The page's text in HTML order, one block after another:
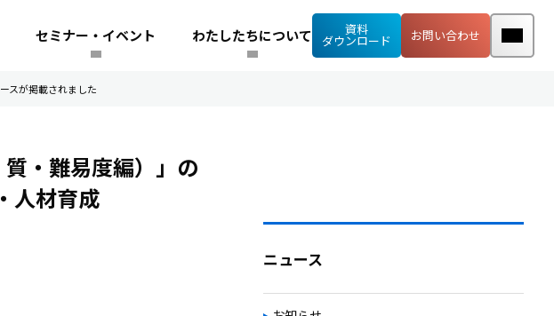
セミナー・イベント わたしたちについて
資料
ダウンロード
お問い合わせ
スが掲載されました
・難易度編）」の
人材育成
ニュース